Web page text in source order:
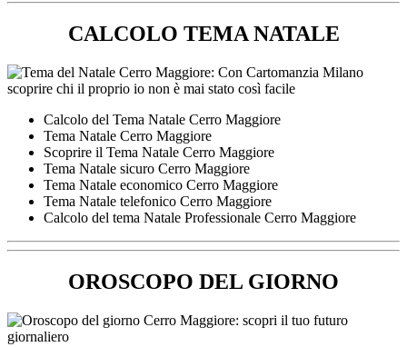
CALCOLO TEMA NATALE
Calcolo del Tema Natale Cerro Maggiore
Tema Natale Cerro Maggiore
Scoprire il Tema Natale Cerro Maggiore
Tema Natale sicuro Cerro Maggiore
Tema Natale economico Cerro Maggiore
Tema Natale telefonico Cerro Maggiore
Calcolo del tema Natale Professionale Cerro Maggiore
OROSCOPO DEL GIORNO